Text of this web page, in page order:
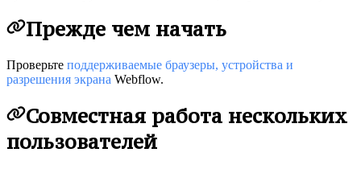
Прежде чем начать
Проверьте поддерживаемые браузеры, устройства и
разрешения экрана Webflow.
Совместная работа нескольких
пользователей